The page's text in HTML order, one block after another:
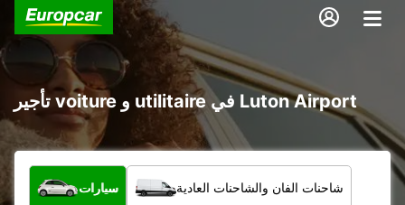
تأجير voiture و utilitaire في Luton Airport
ما نوع المركبة؟
سيارات شاحنات الفان والشاحنات العادية